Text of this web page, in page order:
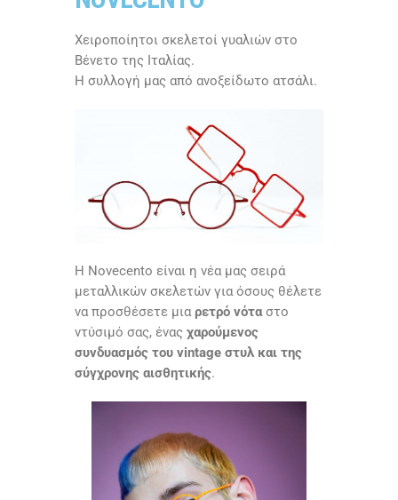
Χειροποίητοι σκελετοί γυαλιών στο
Βένετο της Ιταλίας.
Η συλλογή μας από ανοξείδωτο ατσάλι.
Η Novecento είναι η νέα μας σειρά
μεταλλικών σκελετών για όσους θέλετε
να προσθέσετε μια ρετρό νόταστο
ντύσιμό σας, ένας χαρούμενος
συνδυασμός του vintage στυλ και της
σύγχρονης αισθητικής.